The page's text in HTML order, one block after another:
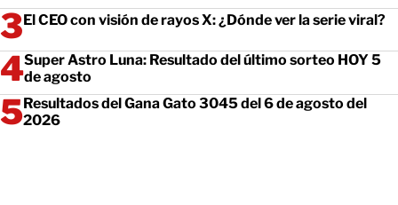
El CEO con visión de rayos X: ¿Dónde ver la serie viral?
Super Astro Luna: Resultado del último sorteo HOY 5
de agosto
Resultados del Gana Gato 3045 del 6 de agosto del
2026